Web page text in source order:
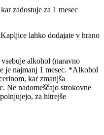
zadostuje za 1 mesec
lahko dodajate v hrano
alkohol (naravno
je najmanj 1 mesec. *Alkohol
kar zmanjša
Ne nadomeščajo strokovne
za hitrejše